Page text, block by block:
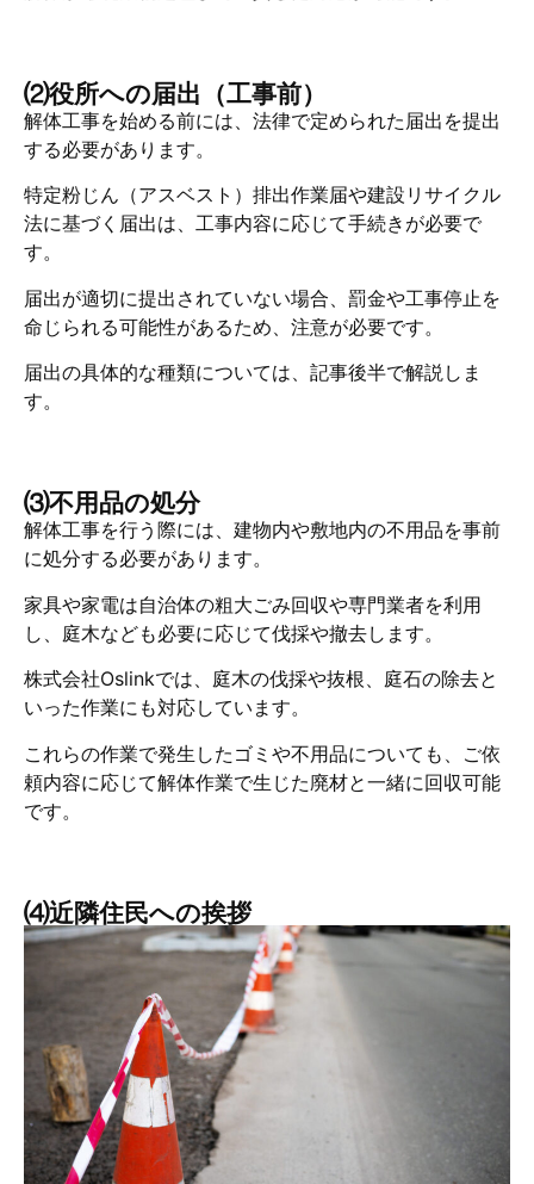
⑵役所への届出（工事前）
解体工事を始める前には、法律で定められた届出を提出
する必要があります。
特定粉じん（アスベスト）排出作業届や建設リサイクル
法に基づく届出は、工事内容に応じて手続きが必要で
す。
届出が適切に提出されていない場合、罰金や工事停止を
命じられる可能性があるため、注意が必要です。
届出の具体的な種類については、記事後半で解説しま
す。
⑶不用品の処分
解体工事を行う際には、建物内や敷地内の不用品を事前
に処分する必要があります。
家具や家電は自治体の粗大ごみ回収や専門業者を利用
し、庭木なども必要に応じて伐採や撤去します。
株式会社Oslinkでは、庭木の伐採や抜根、庭石の除去と
いった作業にも対応しています。
これらの作業で発生したゴミや不用品についても、ご依
頼内容に応じて解体作業で生じた廃材と一緒に回収可能
です。
⑷近隣住民への挨拶